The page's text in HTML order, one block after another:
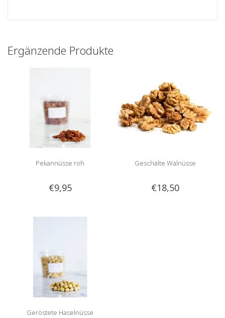
Ergänzende Produkte
Pekannüsse roh
€9,95
Geschälte Walnüsse
€18,50
Geröstete Haselnüsse